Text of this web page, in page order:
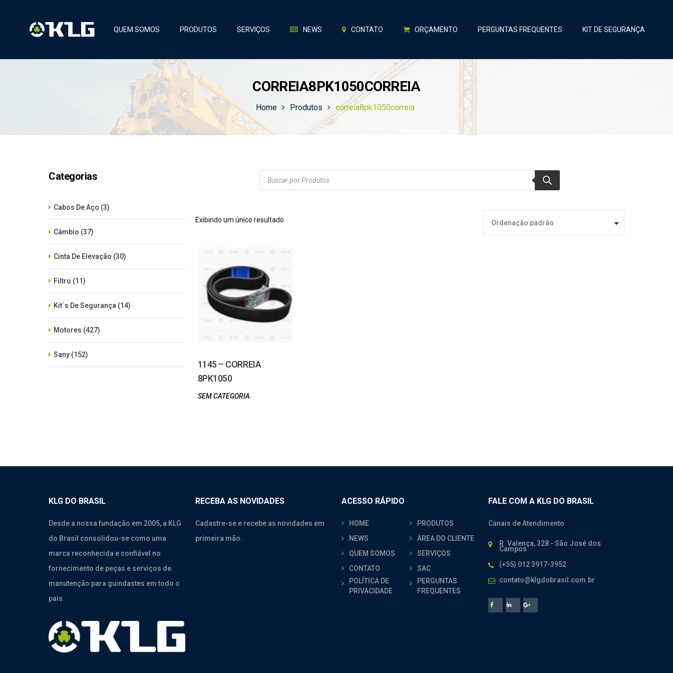
QUEM SOMOS PRODUTOS SERVIÇOS NEWS CONTATO ORÇAMENTO PERGUNTAS FREQUENTES KIT DE SEGURANÇA
CORREIA8PK1050CORREIA
Home Produtos correia8pk1050correia
Categorias
Cabos De Aço (3)
Câmbio (37)
Cinta De Elevação (30)
Filtro (11)
Kit´s De Segurança (14)
Motores (427)
Sany (152)
Products
search
Exibindo um único resultado
1145 – CORREIA
8PK1050
SEM CATEGORIA
KLG DO BRASIL
Desde a nossa fundação em 2005, a KLG
do Brasil consolidou-se como uma
marca reconhecida e confiável no
fornecimento de peças e serviços de
manutenção para guindastes em todo o
país.
RECEBA AS NOVIDADES
Cadastre-se e recebe as novidades em
primeira mão.
ACESSO RÁPIDO
HOME
PRODUTOS
NEWS
ÁREA DO CLIENTE
QUEM SOMOS
SERVIÇOS
CONTATO
SAC
POLÍTICA DE
PRIVACIDADE
PERGUNTAS
FREQUENTES
FALE COM A KLG DO BRASIL
Canais de Atendimento
R. Valença, 328 - São José dos
Campos
(+55) 012 3917-3952
contato@klgdobrasil.com.br